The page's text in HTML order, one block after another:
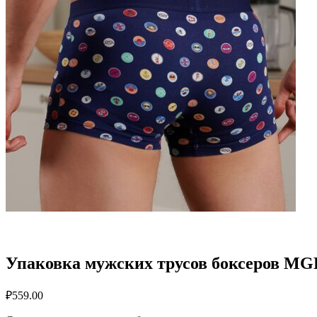
Упаковка мужских трусов боксеров
₽559.00